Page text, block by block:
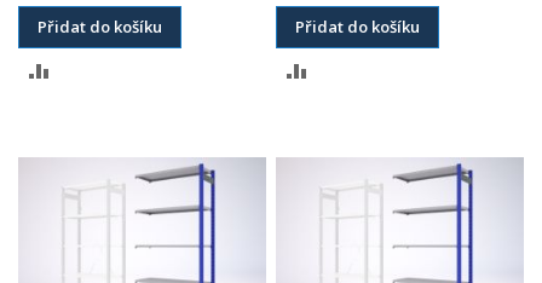
Přidat do košíku
POROVNÁNÍ
Přidat do košíku
POROVNÁNÍ